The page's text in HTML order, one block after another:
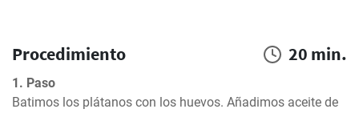
Procedimiento 20 min.
1. Paso
Batimos los plátanos con los huevos. Añadimos aceite de